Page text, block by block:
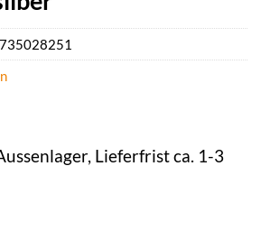
Lieferfrist ca. 1-3